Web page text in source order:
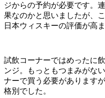
ジからの予約が必要です。
果なのかと思いましたが、
日本ウィスキーの評価が高
試飲コーナーではめったに
ンジ。もっともつまみがな
ナーで買う必要があります
格別でした。